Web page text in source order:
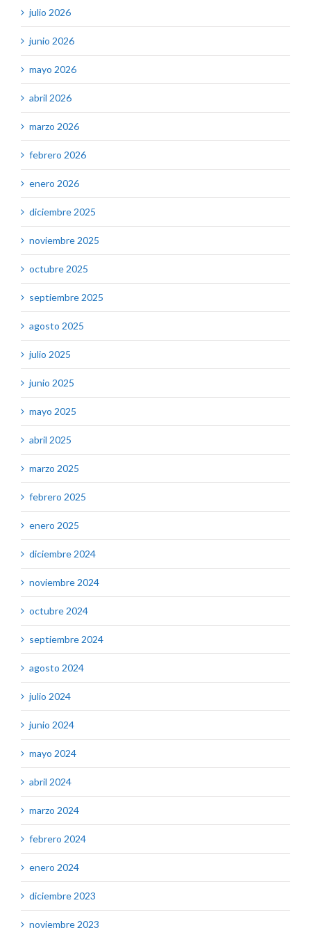
julio 2026
junio 2026
mayo 2026
abril 2026
marzo 2026
febrero 2026
enero 2026
diciembre 2025
noviembre 2025
octubre 2025
septiembre 2025
agosto 2025
julio 2025
junio 2025
mayo 2025
abril 2025
marzo 2025
febrero 2025
enero 2025
diciembre 2024
noviembre 2024
octubre 2024
septiembre 2024
agosto 2024
julio 2024
junio 2024
mayo 2024
abril 2024
marzo 2024
febrero 2024
enero 2024
diciembre 2023
noviembre 2023